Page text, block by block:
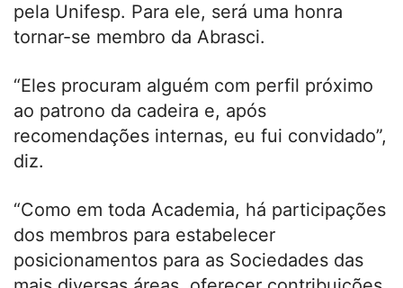
pela Unifesp. Para ele, será uma honra
tornar-se membro da Abrasci.
“Eles procuram alguém com perfil próximo
ao patrono da cadeira e, após
recomendações internas, eu fui convidado”,
diz.
“Como em toda Academia, há participações
dos membros para estabelecer
posicionamentos para as Sociedades das